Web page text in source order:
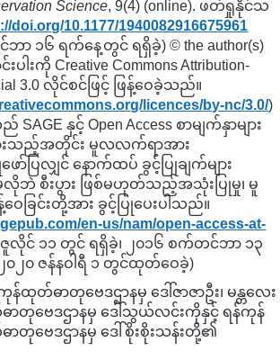
Science, 9(4) (online). ဖတ်ရှုနိုင်သ
doi.org/10.1177/1940082916675961
ာ ၁၆ ရက်နေ့တွင် ရရှိခဲ့) © the author(s)
ပါးကို Creative Commons Attribution-
3.0 လိုင်စင်ဖြင့် ဖြန့်ဝေခဲ့သည်။
licences/by-nc/3.0/)
နှင့် Open Access စာမျက်နှာများ
းသည့်အတိုင်း မူလလက်ရာအား
ပြလျှင် နောက်ထပ် ခွင့်ပြုချက်များ
လိုဘဲ စီးပွား ဖြစ်မဟုတ်သည့်အသုံးပြုမှု၊ မူ
န့်ဝေခြင်းတို့အား ခွင့်ပြုပေးပါသည်။
en-us/nam/open-access-at-
ဇူလိုင် ၁၁ တွင် ရရှိခဲ့၊ ၂၀၁၆ စက်တင်ဘာ ၁၃
၂၀ ဇန်နဝါရီ ၁ တွင်ထုတ်ဝေခဲ့)
တ်ဓာတုဗေဒဌာနမှ ဒေါ်ဇာဇာဦး၊ မန္တလေး
ဗေဒဌာနမှ ဒေါ်သွယ်လင်းကိုနှင့် ရန်ကုန်
ဗေဒဌာနမှ ဒေါ်စိုးစိုးသန်းတို့၏